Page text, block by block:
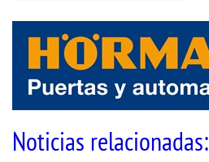
Noticias relacionadas: